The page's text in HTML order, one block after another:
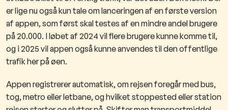
er lige nu også kun tale om lanceringen af en første version
af appen, som først skal testes af en mindre andel brugere
på 20.000. I løbet af 2024 vil flere brugere kunne komme til,
og i 2025 vil appen også kunne anvendes til den offentlige
trafik her på øen.
Appen registrerer automatisk, om rejsen foregår med bus,
tog, metro eller letbane, og hvilket stoppested eller station